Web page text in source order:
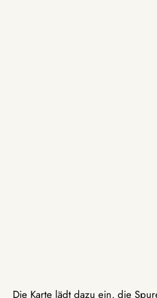
Die Karte lädt dazu ein, die